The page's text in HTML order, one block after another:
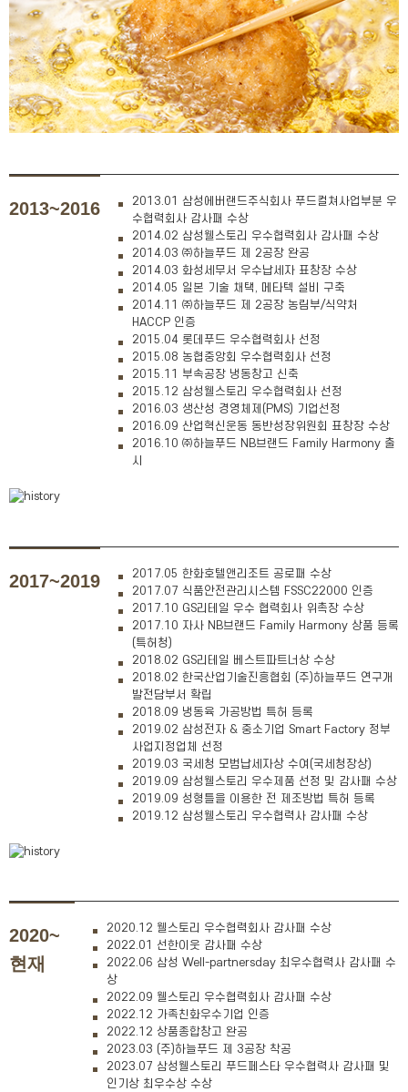
2013~2016
2013.01 삼성에버랜드주식회사 푸드컬쳐사업부분 우
수협력회사 감사패 수상
2014.02 삼성웰스토리 우수협력회사 감사패 수상
2014.03 ㈜하늘푸드 제 2공장 완공
2014.03 화성세무서 우수납세자 표창장 수상
2014.05 일본 기술 채택, 메타텍 설비 구축
2014.11 ㈜하늘푸드 제 2공장 농림부/식약처
HACCP 인증
2015.04 롯데푸드 우수협력회사 선정
2015.08 농협중앙회 우수협력회사 선정
2015.11 부속공장 냉동창고 신축
2015.12 삼성웰스토리 우수협력회사 선정
2016.03 생산성 경영체제(PMS) 기업선정
2016.09 산업혁신운동 동반성장위원회 표창장 수상
2016.10 ㈜하늘푸드 NB브랜드 Family Harmony 출
시
2017~2019
2017.05 한화호텔앤리조트 공로패 수상
2017.07 식품안전관리시스템 FSSC22000 인증
2017.10 GS리테일 우수 협력회사 위촉장 수상
2017.10 자사 NB브랜드 Family Harmony 상품 등록
(특허청)
2018.02 GS리테일 베스트파트너상 수상
2018.02 한국산업기술진흥협회 (주)하늘푸드 연구개
발전담부서 확립
2018.09 냉동육 가공방법 특허 등록
2019.02 삼성전자 & 중소기업 Smart Factory 정부
사업지정업체 선정
2019.03 국세청 모범납세자상 수여(국세청장상)
2019.09 삼성웰스토리 우수제품 선정 및 감사패 수상
2019.09 성형틀을 이용한 전 제조방법 특허 등록
2019.12 삼성웰스토리 우수협력사 감사패 수상
2020~
현재
2020.12 웰스토리 우수협력회사 감사패 수상
2022.01 선한이웃 감사패 수상
2022.06 삼성 Well-partnersday 최우수협력사 감사패 수
상
2022.09 웰스토리 우수협력회사 감사패 수상
2022.12 가족친화우수기업 인증
2022.12 상품종합창고 완공
2023.03 (주)하늘푸드 제 3공장 착공
2023.07 삼성웰스토리 푸드페스타 우수협력사 감사패 및
인기상 최우수상 수상